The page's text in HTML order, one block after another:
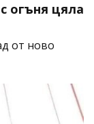
огъня цяла
от ново